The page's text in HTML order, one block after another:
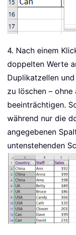
4. Nach einem
doppelten Werte
Duplikatzellen
zu löschen – ohne
beeinträchtigen.
während nur die
angegebenen
untenstehenden